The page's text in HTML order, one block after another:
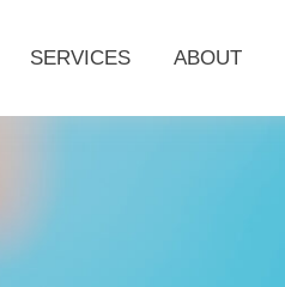
SERVICES ABOUT